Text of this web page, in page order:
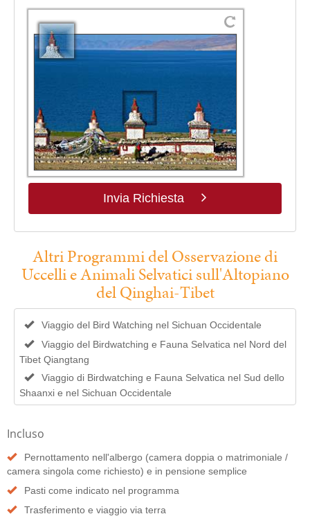
Invia Richiesta
Altri Programmi del Osservazione di
Uccelli e Animali Selvatici sull'Altopiano
del Qinghai-Tibet
Viaggio del Bird Watching nel Sichuan Occidentale
Viaggio del Birdwatching e Fauna Selvatica nel Nord del
Tibet Qiangtang
Viaggio di Birdwatching e Fauna Selvatica nel Sud dello
Shaanxi e nel Sichuan Occidentale
Incluso
Pernottamento nell'albergo (camera doppia o matrimoniale /
camera singola come richiesto) e in pensione semplice
Pasti come indicato nel programma
Trasferimento e viaggio via terra